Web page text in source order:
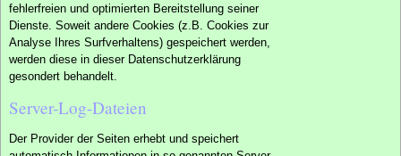
fehlerfreien und optimierten Bereitstellung seiner
Dienste. Soweit andere Cookies (z.B. Cookies zur
Analyse Ihres Surfverhaltens) gespeichert werden,
werden diese in dieser Datenschutzerklärung
gesondert behandelt.
Server-Log-Dateien
Der Provider der Seiten erhebt und speichert